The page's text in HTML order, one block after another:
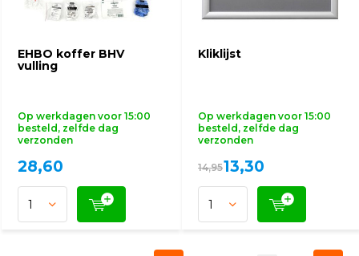
EHBO koffer BHV
vulling
Op werkdagen voor 15:00
besteld, zelfde dag
verzonden
28,60
Kliklijst
Op werkdagen voor 15:00
besteld, zelfde dag
verzonden
14,9513,30